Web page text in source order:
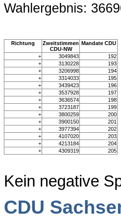
Wahlergebnis:
Richtung
Zweitstimmen
CDU-NW
Mandate CDU
+ 3049843
192
+
3130228
193
+
3206998
194
+
3314033
195
+
3439423
196
+
3537928
197
+
3636574
198
+
3723187
199
+
3800259
200
+
3900150
201
+
3977394
202
+
4107020
203
+
4213184
204
+
4309319 205
Kein negative
CDU